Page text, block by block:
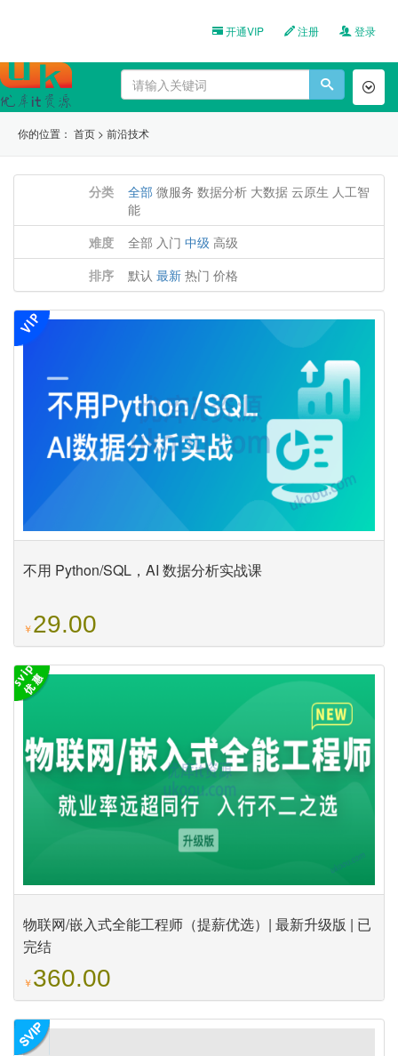
开通VIP 注册 登录
你的位置： 首页 > 前沿技术
分类 全部 微服务 数据分析 大数据 云原生 人工智
能
难度
全部 入门 中级 高级
排序
默认 最新 热门 价格
不用 Python/SQL，AI 数据分析实战课
￥29.00
物联网/嵌入式全能工程师（提薪优选）| 最新升级版 | 已
完结
￥360.00